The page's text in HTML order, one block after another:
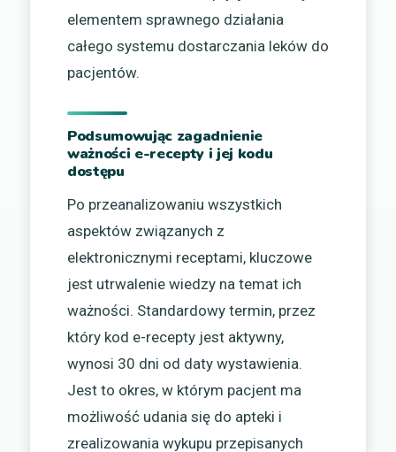
elementem sprawnego działania
całego systemu dostarczania leków do
pacjentów.
Podsumowując zagadnienie
ważności e-recepty i jej kodu
dostępu
Po przeanalizowaniu wszystkich
aspektów związanych z
elektronicznymi receptami, kluczowe
jest utrwalenie wiedzy na temat ich
ważności. Standardowy termin, przez
który kod e-recepty jest aktywny,
wynosi 30 dni od daty wystawienia.
Jest to okres, w którym pacjent ma
możliwość udania się do apteki i
zrealizowania wykupu przepisanych